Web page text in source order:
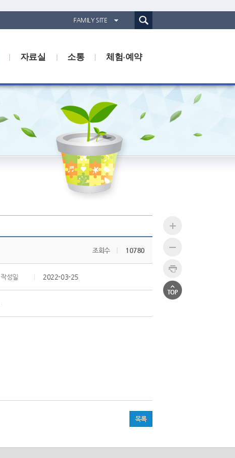
FAMILY SITE
경기도동물위생시험소
경기해양수산자원연구소
통합검색(웹)
체험·예약
소통
자료실
조회수 10780
작성일 2022-03-25
목록